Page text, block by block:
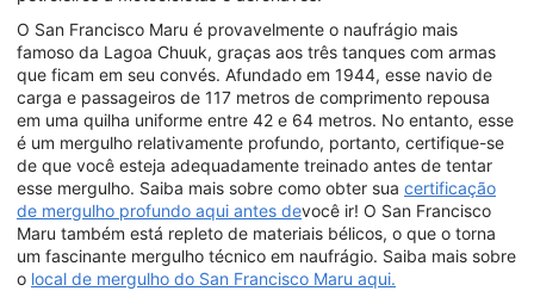
O San Francisco Maru é provavelmente o naufrágio mais
famoso da Lagoa Chuuk, graças aos três tanques com armas
que ficam em seu convés. Afundado em 1944, esse navio de
carga e passageiros de 117 metros de comprimento repousa
em uma quilha uniforme entre 42 e 64 metros. No entanto, esse
é um mergulho relativamente profundo, portanto, certifique-se
de que você esteja adequadamente treinado antes de tentar
esse mergulho. Saiba mais sobre como obter sua certificação
de mergulho profundo aqui antes devocê ir! O San Francisco
Maru também está repleto de materiais bélicos, o que o torna
um fascinante mergulho técnico em naufrágio. Saiba mais sobre
o local de mergulho do San Francisco Maru aqui.